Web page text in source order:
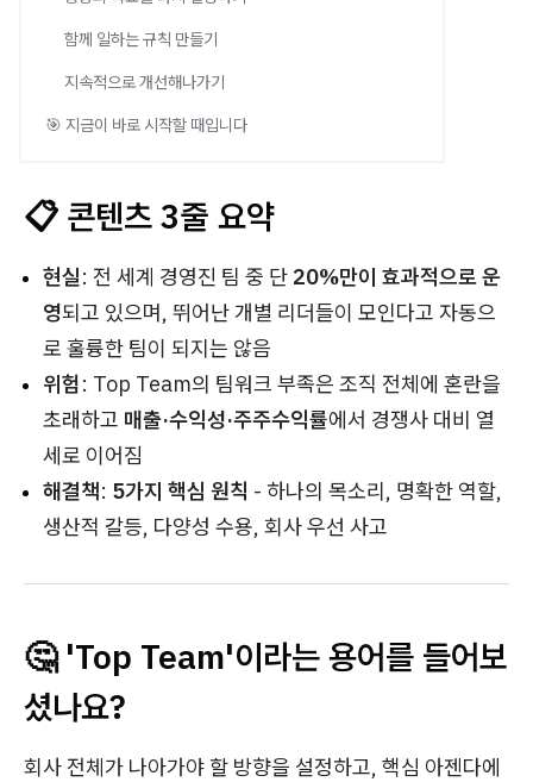
함께 일하는 규칙 만들기
지속적으로 개선해나가기
🎯 지금이 바로 시작할 때입니다
📋 콘텐츠 3줄 요약
현실: 전 세계 경영진 팀 중 단 20%만이 효과적으로 운
영되고 있으며, 뛰어난 개별 리더들이 모인다고 자동으
로 훌륭한 팀이 되지는 않음
위험 : Top Team의 팀워크 부족은 조직 전체에 혼란을
초래하고 매출·수익성·주주수익률에서 경쟁사 대비 열
세로 이어짐
해결책: 5가지 핵심 원칙 - 하나의 목소리, 명확한 역할,
생산적 갈등, 다양성 수용, 회사 우선 사고
🤔 'Top Team'이라는 용어를 들어보
셨나요?
회사 전체가 나아가야 할 방향을 설정하고, 핵심 아젠다에